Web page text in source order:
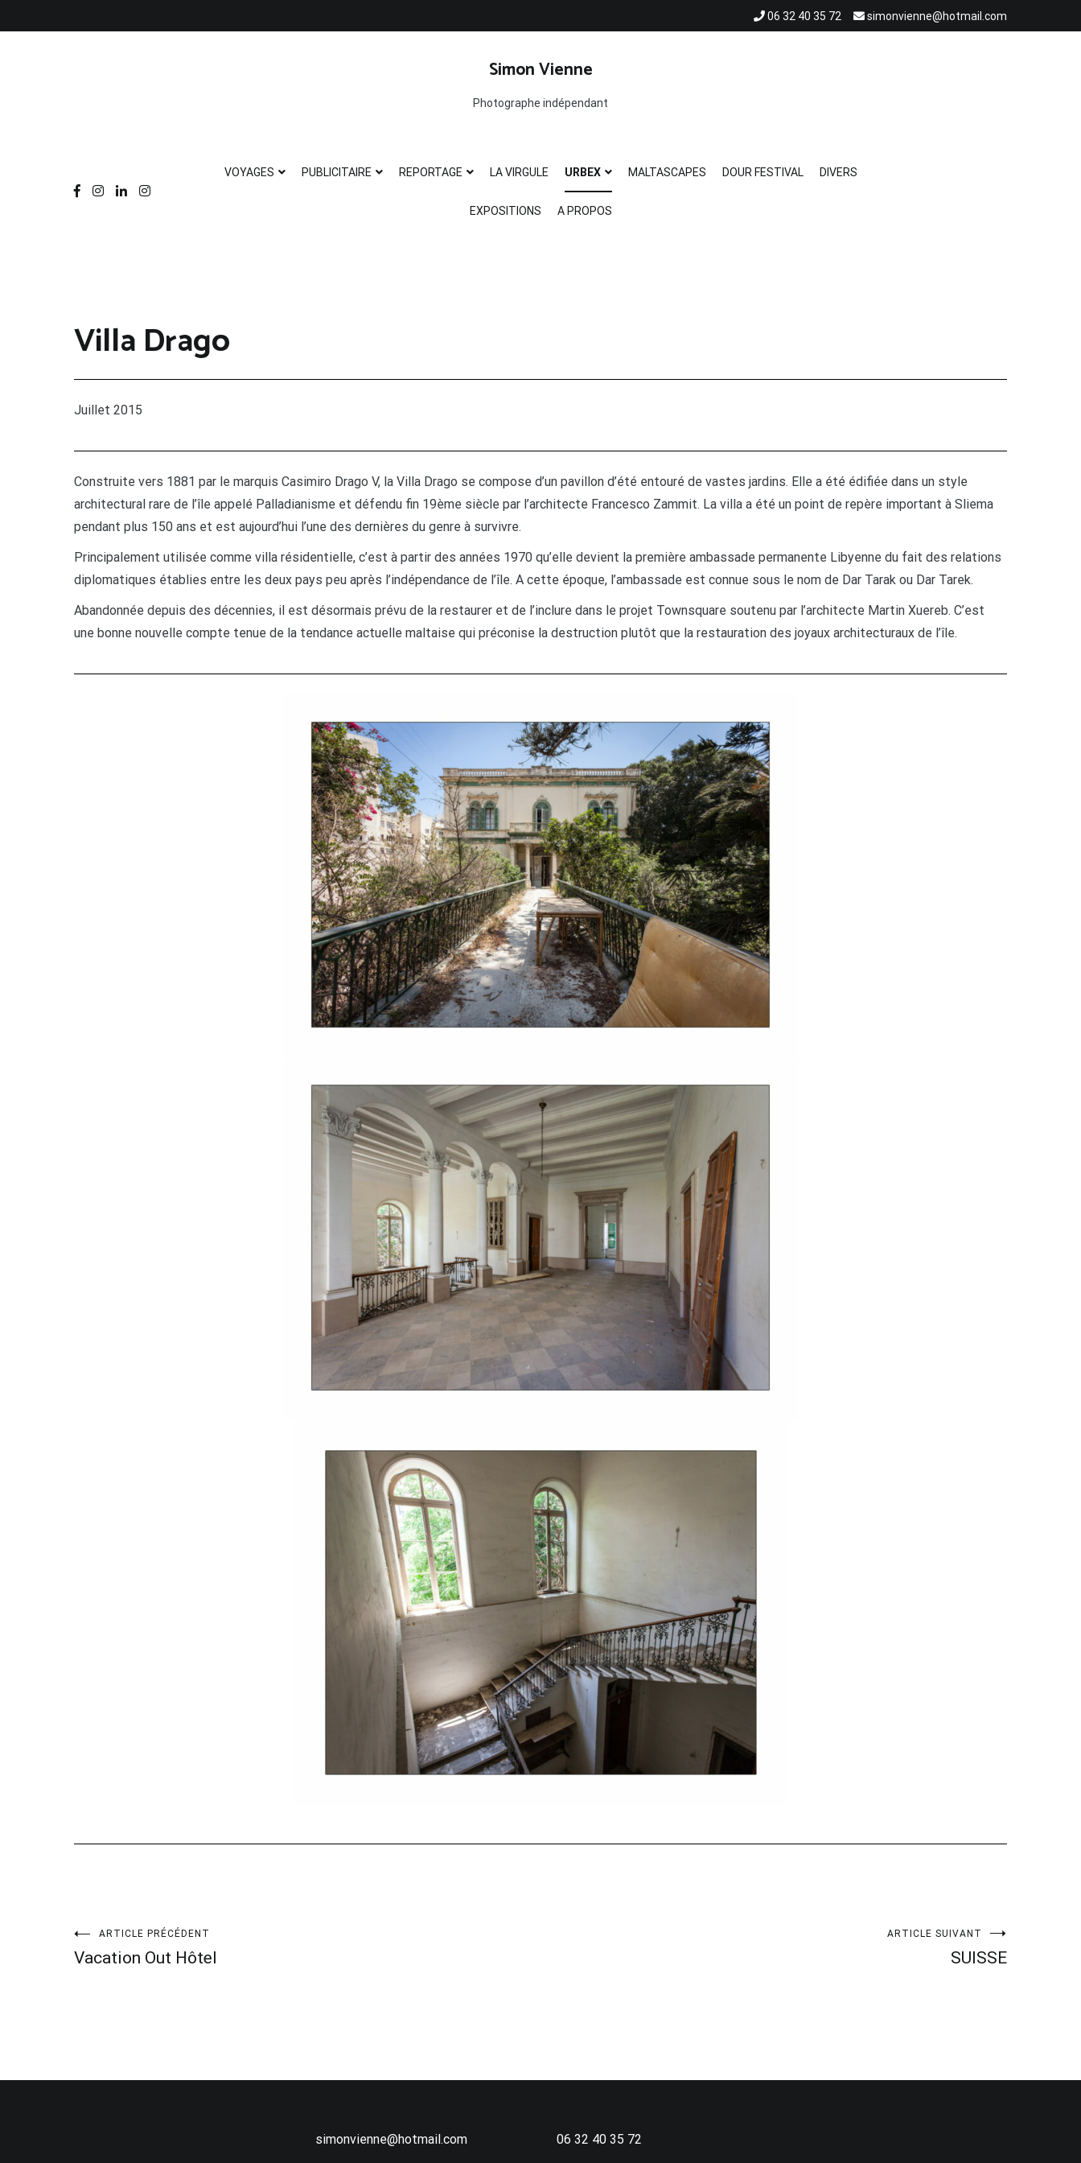
06 32 40 35 72 simonvienne@hotmail.com
Simon Vienne
Photographe indépendant
VOYAGES PUBLICITAIRE REPORTAGE LA VIRGULE URBEX MALTASCAPES DOUR FESTIVAL DIVERS
EXPOSITIONS A PROPOS
Villa Drago
Juillet 2015
Construite vers 1881 par le marquis Casimiro Drago V, la Villa Drago se compose d’un pavillon d’été entouré de vastes jardins. Elle a été édifiée dans un style
architectural rare de l’île appelé Palladianisme et défendu fin 19ème siècle par l’architecte Francesco Zammit. La villa a été un point de repère important à Sliema
pendant plus 150 ans et est aujourd’hui l’une des dernières du genre à survivre.
Principalement utilisée comme villa résidentielle, c’est à partir des années 1970 qu’elle devient la première ambassade permanente Libyenne du fait des relations
diplomatiques établies entre les deux pays peu après l’indépendance de l’île. A cette époque, l’ambassade est connue sous le nom de Dar Tarak ou Dar Tarek.
Abandonnée depuis des décennies, il est désormais prévu de la restaurer et de l’inclure dans le projet Townsquare soutenu par l’architecte Martin Xuereb. C’est
une bonne nouvelle compte tenue de la tendance actuelle maltaise qui préconise la destruction plutôt que la restauration des joyaux architecturaux de l’île.
Navigation
ARTICLE PRÉCÉDENT
Vacation Out Hôtel
ARTICLE SUIVANT
SUISSE
simonvienne@hotmail.com 06 32 40 35 72